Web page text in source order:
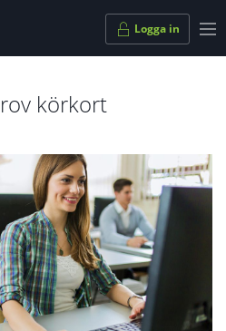
Logga in
körkort